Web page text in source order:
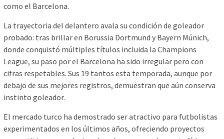
como el Barcelona.
La trayectoria del delantero avala su condición de goleador
probado: tras brillar en Borussia Dortmund y Bayern Múnich,
donde conquistó múltiples títulos incluida la Champions
League, su paso por el Barcelona ha sido irregular pero con
cifras respetables. Sus 19 tantos esta temporada, aunque por
debajo de sus mejores registros, demuestran que aún conserva
instinto goleador.
El mercado turco ha demostrado ser atractivo para futbolistas
experimentados en los últimos años, ofreciendo proyectos